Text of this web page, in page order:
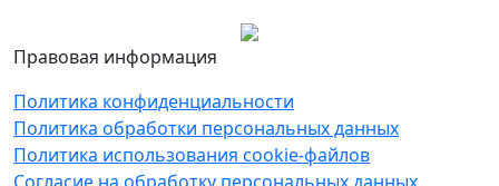
Правовая информация
Политика конфиденциальности
Политика обработки персональных данных
Политика использования cookie-файлов